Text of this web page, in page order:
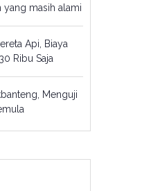
masih alami
Api, Biaya
Ribu Saja
Menguji